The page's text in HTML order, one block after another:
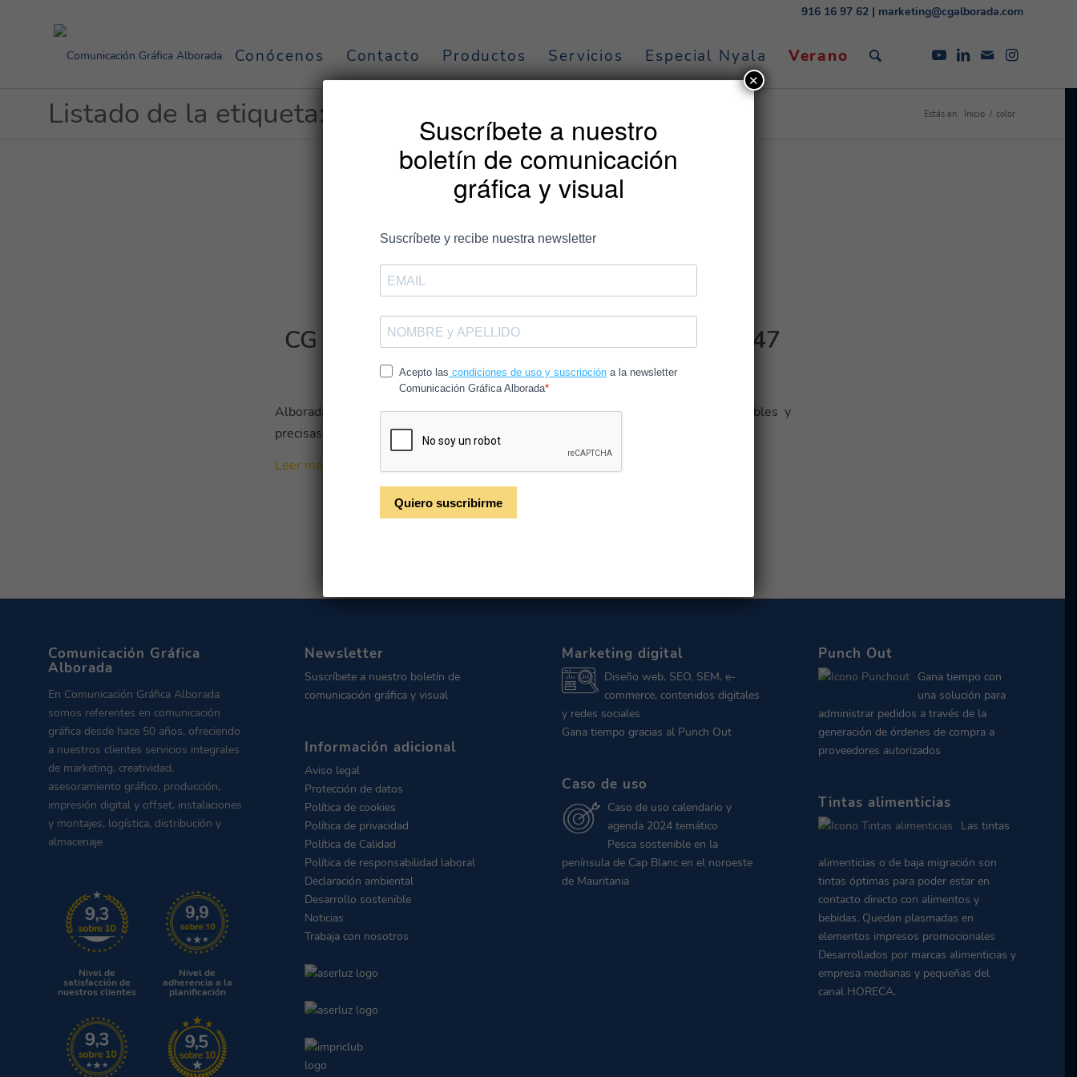
916 16 97 62 | marketing@cgalborada.com
Conócenos Contacto Productos Servicios Especial Nyala Verano
Listado de la etiqueta: color Estás en: Inicio / color
CG Alborada renueva certificación ISO 12647
15 de enero de 2026 / enNoticias / porCGAlborada
Alborada renueva la certificación ISO 12647, garantizando pruebas de color fiables y
precisas para todos tus proyectos gráficos.
Leer más
Comunicación Gráfica
Alborada
En Comunicación Gráfica Alborada
somos referentes en comunicación
gráfica desde hace 50 años, ofreciendo
a nuestros clientes servicios integrales
de marketing, creatividad,
asesoramiento gráfico, producción,
impresión digital y offset, instalaciones
y montajes, logística, distribución y
almacenaje
Nivel de
satisfacción de
nuestros clientes
Nivel de
adherencia a la
planificación
Newsletter
Suscríbete a nuestro boletín de
comunicación gráfica y visual
Información adicional
Aviso legal
Protección de datos
Política de cookies
Política de privacidad
Política de Calidad
Política de responsabilidad laboral
Declaración ambiental
Desarrollo sostenible
Noticias
Trabaja con nosotros
Marketing digital
Diseño web, SEO, SEM, e-
commerce, contenidos digitales
y redes sociales
Gana tiempo gracias al Punch Out
Caso de uso
Caso de uso calendario y
agenda 2024 temático
Pesca sostenible en la
península de Cap Blanc en el noroeste
de Mauritania
Punch Out
Gana tiempo con
una solución para
administrar pedidos a través de la
generación de órdenes de compra a
proveedores autorizados
Tintas alimenticias
Las tintas
alimenticias o de baja migración son
tintas óptimas para poder estar en
contacto directo con alimentos y
bebidas. Quedan plasmadas en
elementos impresos promocionales
Desarrollados por marcas alimenticias y
empresa medianas y pequeñas del
canal HORECA.
Suscríbete a nuestro
boletín de comunicación
gráfica y visual
✕